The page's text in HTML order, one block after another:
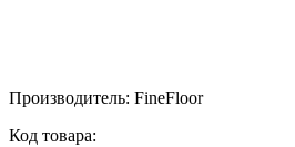
Производитель: FineFloor
Код товара: